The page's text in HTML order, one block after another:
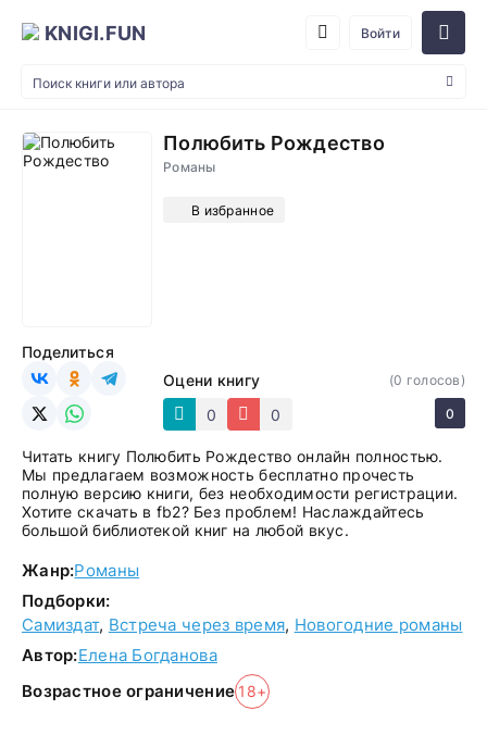
KNIGI.FUN Войти
Полюбить Рождество
Романы
В избранное
Оцени книгу
0
0
(0 голосов)
0
Поделиться
Читать книгу Полюбить Рождество онлайн полностью.
Мы предлагаем возможность бесплатно прочесть
полную версию книги, без необходимости регистрации.
Хотите скачать в fb2? Без проблем! Наслаждайтесь
большой библиотекой книг на любой вкус.
Жанр:Романы
Подборки:
Самиздат, Встреча через время, Новогодние романы
Автор:Елена Богданова
Возрастное ограничение 18+